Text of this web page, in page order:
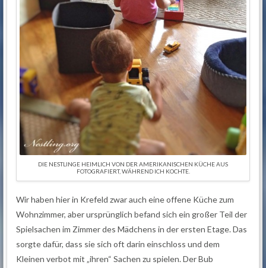
DIE NESTLINGE HEIMLICH VON DER AMERIKANISCHEN KÜCHE AUS
FOTOGRAFIERT, WÄHREND ICH KOCHTE.
Wir haben hier in Krefeld zwar auch eine offene Küche zum
Wohnzimmer, aber ursprünglich befand sich ein großer Teil der
Spielsachen im Zimmer des Mädchens in der ersten Etage. Das
sorgte dafür, dass sie sich oft darin einschloss und dem
Kleinen verbot mit „ihren“ Sachen zu spielen. Der Bub